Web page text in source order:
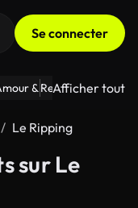
Se connecter
& Relations Le
Afficher tout
Le Ripping
sur Le